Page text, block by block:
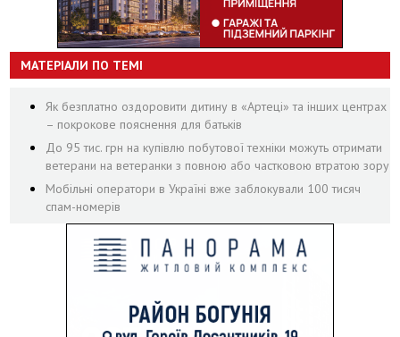
МАТЕРІАЛИ ПО ТЕМІ
Як безплатно оздоровити дитину в «Артеці» та інших центрах
– покрокове пояснення для батьків
До 95 тис. грн на купівлю побутової техніки можуть отримати
ветерани на ветеранки з повною або частковою втратою зору
Мобільні оператори в Україні вже заблокували 100 тисяч
спам-номерів